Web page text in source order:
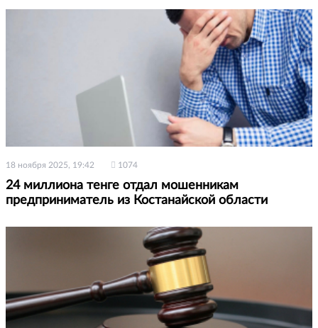
18 ноября 2025, 19:42 1074
24 миллиона тенге отдал мошенникам
предприниматель из Костанайской области